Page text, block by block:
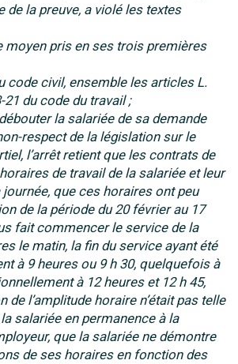
de la preuve, a violé les textes
moyen pris en ses trois premières
code civil, ensemble les articles L.
21 du code du travail ;
la salariée de sa demande
respect de la législation sur le
l’arrêt retient que les contrats de
de travail de la salariée et leur
que ces horaires ont peu
de la période du 20 février au 17
fait commencer le service de la
le matin, la fin du service ayant été
à 9 heures ou 9 h 30, quelquefois à
à 12 heures et 12 h 45,
de l’amplitude horaire n’était pas telle
salariée en permanence à la
que la salariée ne démontre
de ses horaires en fonction des